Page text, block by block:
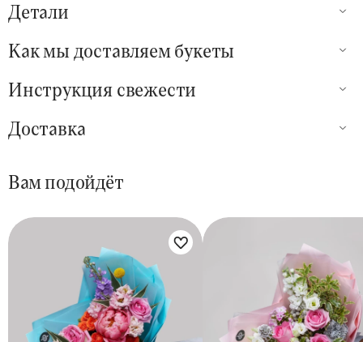
Детали
Как мы доставляем букеты
Инструкция свежести
Доставка
Вам подойдёт